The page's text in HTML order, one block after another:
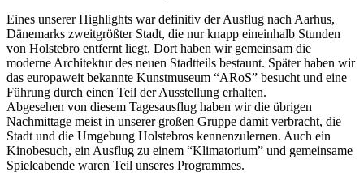
Eines unserer Highlights war definitiv der Ausflug nach Aarhus,
Dänemarks zweitgrößter Stadt, die nur knapp eineinhalb Stunden
von Holstebro entfernt liegt. Dort haben wir gemeinsam die
moderne Architektur des neuen Stadtteils bestaunt. Später haben wir
das europaweit bekannte Kunstmuseum “ARoS” besucht und eine
Führung durch einen Teil der Ausstellung erhalten.
Abgesehen von diesem Tagesausflug haben wir die übrigen
Nachmittage meist in unserer großen Gruppe damit verbracht, die
Stadt und die Umgebung Holstebros kennenzulernen. Auch ein
Kinobesuch, ein Ausflug zu einem “Klimatorium” und gemeinsame
Spieleabende waren Teil unseres Programmes.